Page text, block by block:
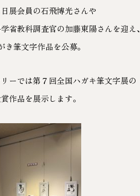
展会員の石飛博光さんや
省教科調査官の加藤東陽さんを迎え、
き筆文字作品を公募。
ーでは第７回全国ハガキ筆文字展の
作品を展示します。